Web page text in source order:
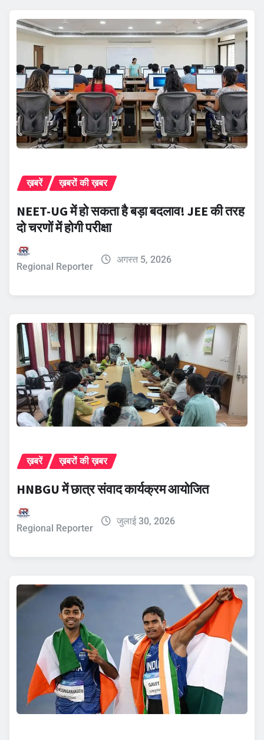
ख़बरें ख़बरों की ख़बर
NEET-UG में हो सकता है बड़ा बदलाव! JEE की तरह
दो चरणों में होगी परीक्षा
Regional Reporter
अगस्त 5, 2026
ख़बरें ख़बरों की ख़बर
HNBGU में छात्र संवाद कार्यक्रम आयोजित
Regional Reporter
जुलाई 30, 2026